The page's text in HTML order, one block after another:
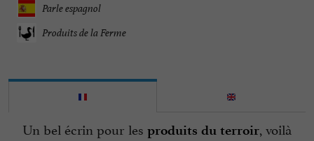
Parle espagnol
Produits de la Ferme
Un bel écrin pour les produits du terroir, voilà